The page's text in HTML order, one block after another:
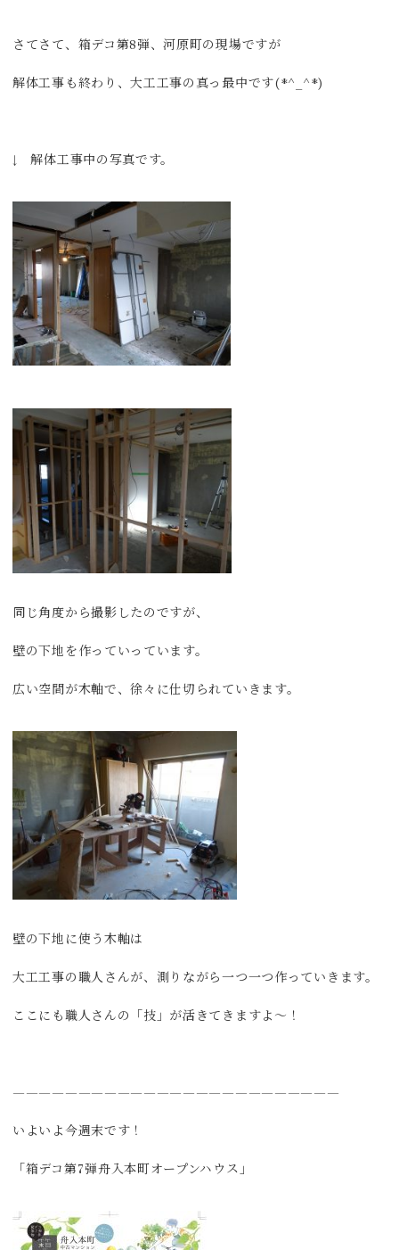
さてさて、箱デコ第8弾、河原町の現場ですが
解体工事も終わり、大工工事の真っ最中です(*^_^*)
↓ 解体工事中の写真です。
同じ角度から撮影したのですが、
壁の下地を作っていっています。
広い空間が木軸で、徐々に仕切られていきます。
壁の下地に使う木軸は
大工工事の職人さんが、測りながら一つ一つ作っていきます。
ここにも職人さんの「技」が活きてきますよ～！
—————————————————————————
いよいよ今週末です！
「箱デコ第7弾舟入本町オープンハウス」